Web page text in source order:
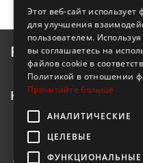
Рассылка
Контактная
Introtek GmbH,
Deutschland
Этот веб-сайт использует
для улучшения
пользователем.
вы соглашаетесь на
файлов cookie в
Политикой в ​​отношении
Прочитайте больше
АНАЛИТИЧЕСКИЕ
ЦЕЛЕВЫЕ
ФУНКЦИОНАЛЬНЫЕ